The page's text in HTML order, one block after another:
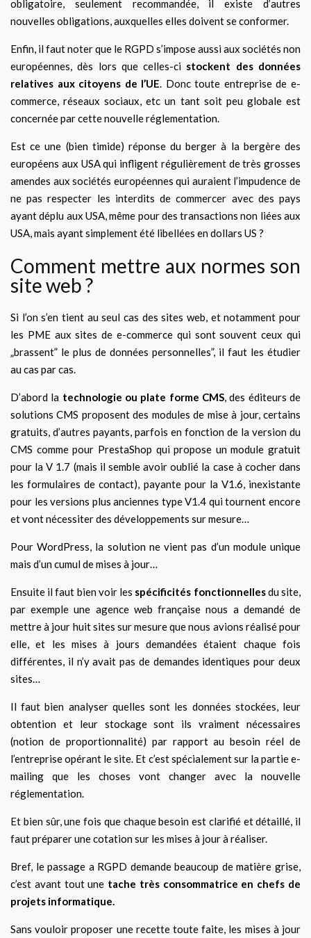
obligatoire, seulement recommandée, il existe d’autres
nouvelles obligations, auxquelles elles doivent se conformer.
Enfin, il faut noter que le RGPD s’impose aussi aux sociétés non
européennes, dès lors que celles-ci stockent des données
relatives aux citoyens de l’UE. Donc toute entreprise de e-
commerce, réseaux sociaux, etc un tant soit peu globale est
concernée par cette nouvelle réglementation.
Est ce une (bien timide) réponse du berger à la bergère des
européens aux USA qui infligent régulièrement de très grosses
amendes aux sociétés européennes qui auraient l’impudence de
ne pas respecter les interdits de commercer avec des pays
ayant déplu aux USA, même pour des transactions non liées aux
USA, mais ayant simplement été libellées en dollars US ?
Comment mettre aux normes son
site web ?
Si l’on s’en tient au seul cas des sites web, et notamment pour
les PME aux sites de e-commerce qui sont souvent ceux qui
„brassent” le plus de données personnelles”, il faut les étudier
au cas par cas.
D’abord la technologie ou plate forme CMS, des éditeurs de
solutions CMS proposent des modules de mise à jour, certains
gratuits, d’autres payants, parfois en fonction de la version du
CMS comme pour PrestaShop qui propose un module gratuit
pour la V 1.7 (mais il semble avoir oublié la case à cocher dans
les formulaires de contact), payante pour la V1.6, inexistante
pour les versions plus anciennes type V1.4 qui tournent encore
et vont nécessiter des développements sur mesure…
Pour WordPress, la solution ne vient pas d’un module unique
mais d’un cumul de mises à jour…
Ensuite il faut bien voir les spécificités fonctionnellesdu site,
par exemple une agence web française nous a demandé de
mettre à jour huit sites sur mesure que nous avions réalisé pour
elle, et les mises à jours demandées étaient chaque fois
différentes, il n’y avait pas de demandes identiques pour deux
sites…
Il faut bien analyser quelles sont les données stockées, leur
obtention et leur stockage sont ils vraiment nécessaires
(notion de proportionnalité) par rapport au besoin réel de
l’entreprise opérant le site. Et c’est spécialement sur la partie e-
mailing que les choses vont changer avec la nouvelle
réglementation.
Et bien sûr, une fois que chaque besoin est clarifié et détaillé, il
faut préparer une cotation sur les mises à jour à réaliser.
Bref, le passage a RGPD demande beaucoup de matière grise,
c’est avant tout une tache très consommatrice en chefs de
projets informatique.
Sans vouloir proposer une recette toute faite, les mises à jour